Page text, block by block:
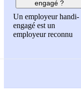
engagé ?
Un employeur handi-
engagé est un
employeur reconnu